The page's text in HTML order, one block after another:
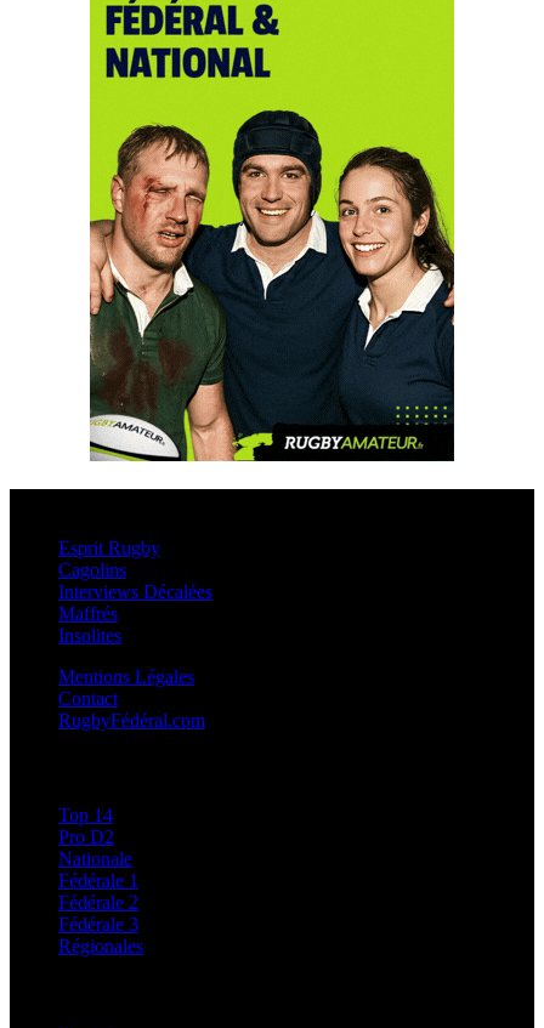
Esprit Rugby
Cagolins
Interviews Décalées
Maffrés
Insolites
Mentions Légales
Contact
RugbyFédéral.com
Top 14
Pro D2
Nationale
Fédérale 1
Fédérale 2
Fédérale 3
Régionales